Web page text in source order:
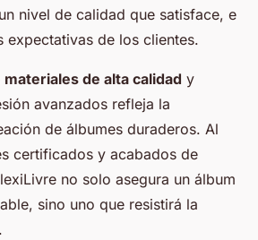
nivel de calidad que satisface, e
expectativas de los clientes.
materiales de alta calidad y
avanzados refleja la
de álbumes duraderos. Al
certificados y acabados de
no solo asegura un álbum
sino uno que resistirá la